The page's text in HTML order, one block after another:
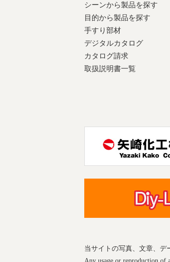
シーンから製品を探す
目的から製品を探す
手すり部材
デジタルカタログ
カタログ請求
取扱説明書一覧
当サイトの写真、文章、デ